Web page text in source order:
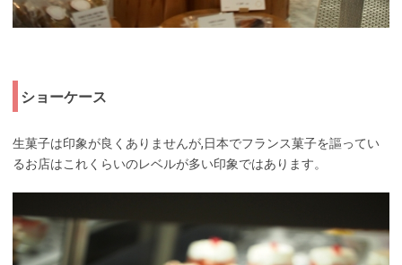
ショーケース
生菓子は印象が良くありませんが,日本でフランス菓子を謳ってい
るお店はこれくらいのレベルが多い印象ではあります。